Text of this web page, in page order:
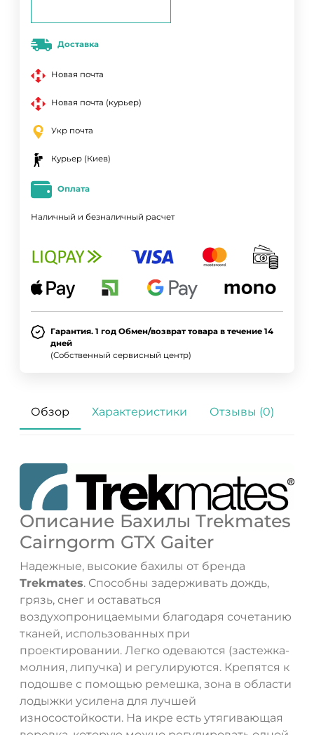
Доставка
Новая почта
Новая почта (курьер)
Укр почта
Курьер (Киев)
Оплата
Наличный и безналичный расчет
Гарантия. 1 год Обмен/возврат товара в течение 14
дней
(Собственный сервисный центр)
Обзор Характеристики Отзывы (0)
Описание Бахилы Trekmates
Cairngorm GTX Gaiter
Надежные, высокие бахилы от бренда
Trekmates. Способны задерживать дождь,
грязь, снег и оставаться
воздухопроницаемыми благодаря сочетанию
тканей, использованных при
проектировании. Легко одеваются (застежка-
молния, липучка) и регулируются. Крепятся к
подошве с помощью ремешка, зона в области
лодыжки усилена для лучшей
износостойкости. На икре есть утягивающая